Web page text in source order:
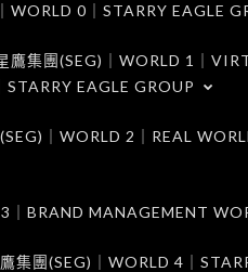
WORLD 0｜STARRY EAGLE
鷹集團(SEG)｜WORLD 1｜
EAGLE GROUP
｜WORLD 2｜REAL
｜BRAND MANAGEMENT
集團(SEG)｜WORLD 4｜